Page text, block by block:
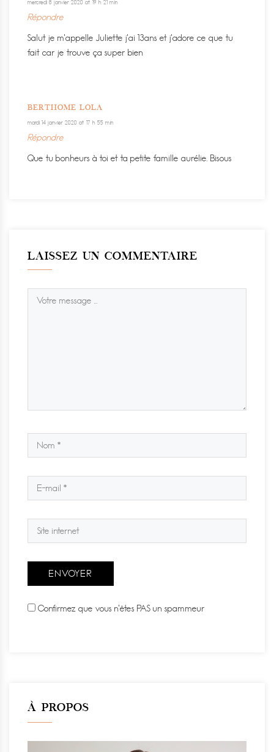
mercredi 8 janvier 2020 at 19 h 21 min
Répondre
Salut je m’appelle Juliette j’ai 13ans et j’adore ce que tu
fait car je trouve ça super bien
BERTHOME LOLA
mardi 14 janvier 2020 at 17 h 55 min
Répondre
Que tu bonheurs à toi et ta petite famille aurélie. Bisous
LAISSEZ UN COMMENTAIRE
Confirmez que vous n'êtes PAS un spammeur
À PROPOS